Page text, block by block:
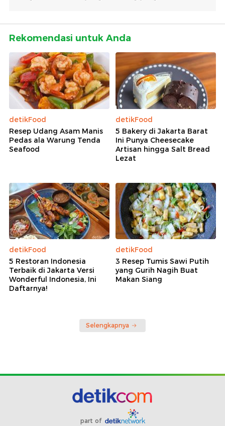
Rekomendasi untuk Anda
detikFood
Resep Udang Asam Manis
Pedas ala Warung Tenda
Seafood
detikFood
5 Bakery di Jakarta Barat
Ini Punya Cheesecake
Artisan hingga Salt Bread
Lezat
detikFood
5 Restoran Indonesia
Terbaik di Jakarta Versi
Wonderful Indonesia, Ini
Daftarnya!
detikFood
3 Resep Tumis Sawi Putih
yang Gurih Nagih Buat
Makan Siang
Selengkapnya
part of